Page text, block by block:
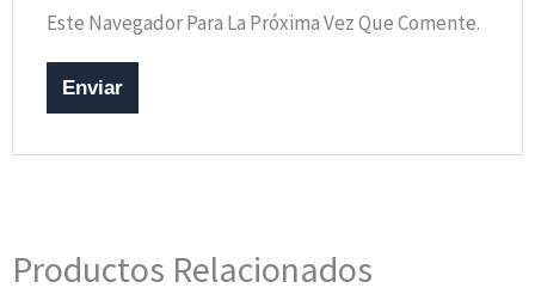
Este Navegador Para La Próxima Vez Que Comente.
Productos Relacionados